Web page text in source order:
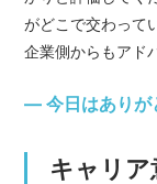
がどこで交わって
企業側からもアド
― 今日はありが
キャリ